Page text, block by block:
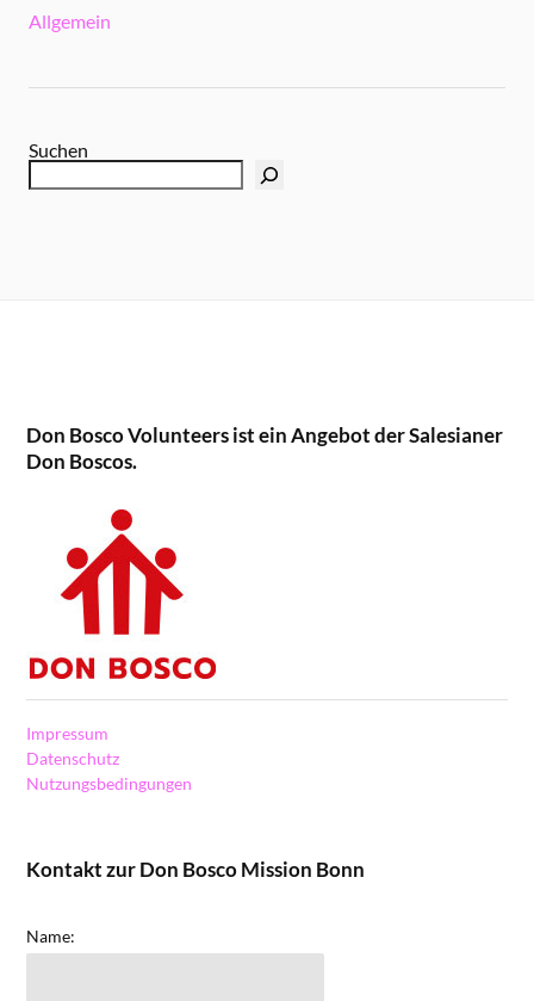
Allgemein
Suchen
Don Bosco Volunteers ist ein Angebot der Salesianer
Don Boscos.
Impressum
Datenschutz
Nutzungsbedingungen
Kontakt zur Don Bosco Mission Bonn
Name: